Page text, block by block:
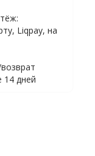
Liqpay, на
14 дней